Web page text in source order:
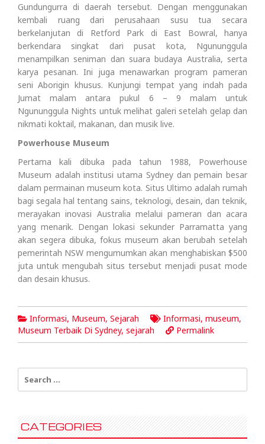
Gundungurra di daerah tersebut. Dengan menggunakan
kembali ruang dari perusahaan susu tua secara
berkelanjutan di Retford Park di East Bowral, hanya
berkendara singkat dari pusat kota, Ngununggula
menampilkan seniman dan suara budaya Australia, serta
karya pesanan. Ini juga menawarkan program pameran
seni Aborigin khusus. Kunjungi tempat yang indah pada
Jumat malam antara pukul 6 – 9 malam untuk
Ngununggula Nights untuk melihat galeri setelah gelap dan
nikmati koktail, makanan, dan musik live.
Powerhouse Museum
Pertama kali dibuka pada tahun 1988, Powerhouse
Museum adalah institusi utama Sydney dan pemain besar
dalam permainan museum kota. Situs Ultimo adalah rumah
bagi segala hal tentang sains, teknologi, desain, dan teknik,
merayakan inovasi Australia melalui pameran dan acara
yang menarik. Dengan lokasi sekunder Parramatta yang
akan segera dibuka, fokus museum akan berubah setelah
pemerintah NSW mengumumkan akan menghabiskan $500
juta untuk mengubah situs tersebut menjadi pusat mode
dan desain khusus.
Informasi, Museum, Sejarah Informasi, museum,
Museum Terbaik Di Sydney, sejarah Permalink
Search
for:
CATEGORIES